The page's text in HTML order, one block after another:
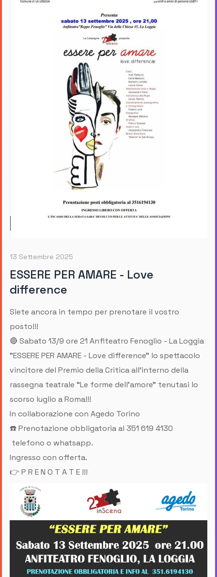
13 Settembre 2025
ESSERE PER AMARE - Love
difference
Siete ancora in tempo per prenotare il vostro
posto!!!
🔴 Sabato 13/9 ore 21 Anfiteatro Fenoglio - La Loggia
"ESSERE PER AMARE - Love difference" lo spettacolo
vincitore del Premio della Critica all’interno della
rassegna teatrale “Le forme dell’amore” tenutasi lo
scorso luglio a Roma!!!
In collaborazione con Agedo Torino
☎️ Prenotazione obbligatoria al 351 619 4130
telefono o whatsapp.
Ingresso con offerta.
👉 P R E N O T A T E !!!